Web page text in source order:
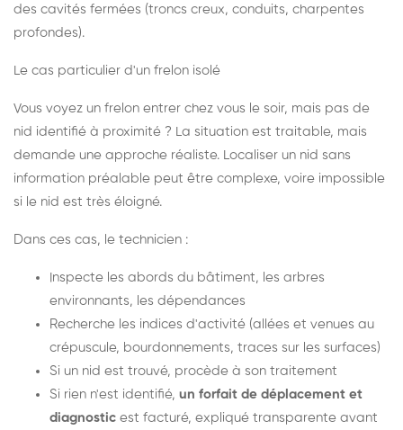
des cavités fermées (troncs creux, conduits, charpentes
profondes).
Le cas particulier d'un frelon isolé
Vous voyez un frelon entrer chez vous le soir, mais pas de
nid identifié à proximité ? La situation est traitable, mais
demande une approche réaliste. Localiser un nid sans
information préalable peut être complexe, voire impossible
si le nid est très éloigné.
Dans ces cas, le technicien :
Inspecte les abords du bâtiment, les arbres
environnants, les dépendances
Recherche les indices d'activité (allées et venues au
crépuscule, bourdonnements, traces sur les surfaces)
Si un nid est trouvé, procède à son traitement
Si rien n'est identifié, un forfait de déplacement et
diagnostic est facturé, expliqué transparente avant